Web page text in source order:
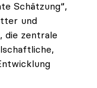
Schätzung“,
und
die zentrale